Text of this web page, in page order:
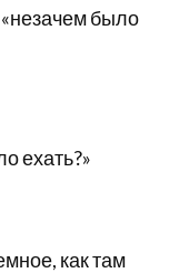
было
ехать?»
как там